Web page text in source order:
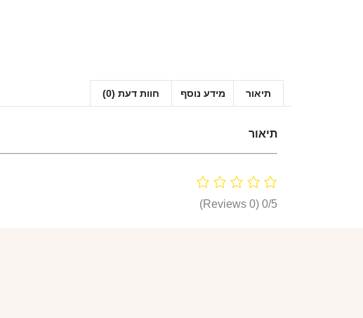
תיאור מידע נוסף חוות דעת (0)
תיאור
0/5
(0 Reviews)